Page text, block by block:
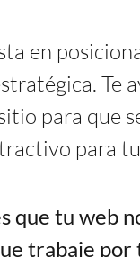
en
Te
para que
para
que tu web
trabaje por